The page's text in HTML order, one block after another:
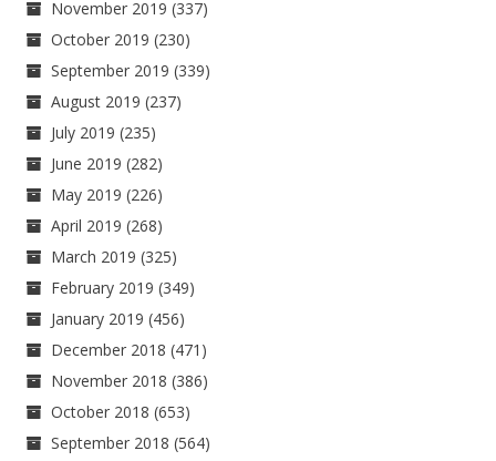
November 2019 (337)
October 2019 (230)
September 2019 (339)
August 2019 (237)
July 2019 (235)
June 2019 (282)
May 2019 (226)
April 2019 (268)
March 2019 (325)
February 2019 (349)
January 2019 (456)
December 2018 (471)
November 2018 (386)
October 2018 (653)
September 2018 (564)